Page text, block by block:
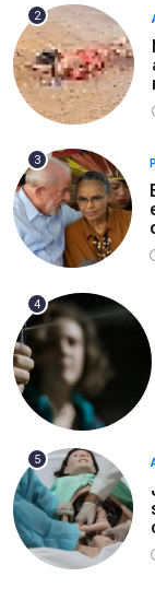
2
3
4
5